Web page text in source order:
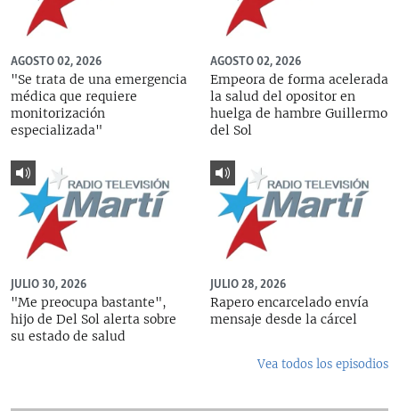
AGOSTO 02, 2026
"Se trata de una emergencia
médica que requiere
monitorización
especializada"
AGOSTO 02, 2026
Empeora de forma acelerada
la salud del opositor en
huelga de hambre Guillermo
del Sol
JULIO 30, 2026
"Me preocupa bastante",
hijo de Del Sol alerta sobre
su estado de salud
JULIO 28, 2026
Rapero encarcelado envía
mensaje desde la cárcel
Vea todos los episodios